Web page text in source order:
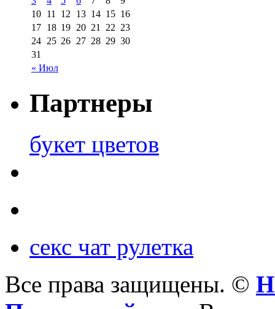
« Июл
10 11 12 13 14 15 16
17 18 19 20 21 22 23
24 25 26 27 28 29 30
31
Партнеры
букет цветов
секс чат рулетка
Все права защищены. ©